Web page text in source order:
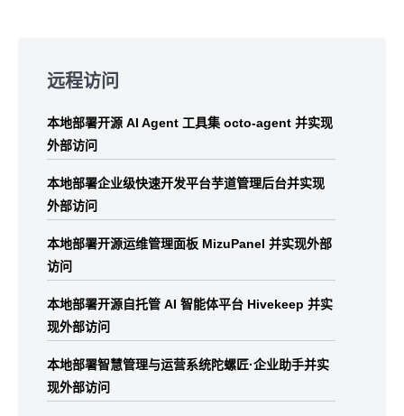
footer
远程访问
本地部署开源 AI Agent 工具集 octo-agent 并实现
外部访问
本地部署企业级快速开发平台芋道管理后台并实现
外部访问
本地部署开源运维管理面板 MizuPanel 并实现外部
访问
本地部署开源自托管 AI 智能体平台 Hivekeep 并实
现外部访问
本地部署智慧管理与运营系统陀螺匠·企业助手并实
现外部访问